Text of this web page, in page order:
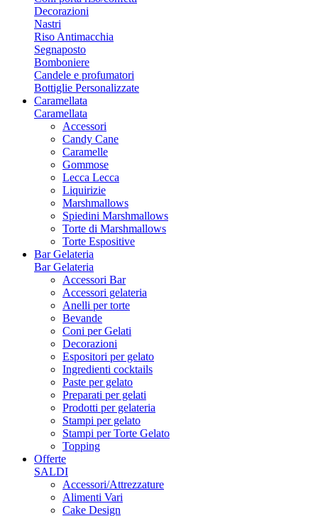
Decorazioni
Nastri
Riso Antimacchia
Segnaposto
Bomboniere
Candele e profumatori
Bottiglie Personalizzate
Caramellata
Caramellata
Accessori
Candy Cane
Caramelle
Gommose
Lecca Lecca
Liquirizie
Marshmallows
Spiedini Marshmallows
Torte di Marshmallows
Torte Espositive
Bar Gelateria
Bar Gelateria
Accessori Bar
Accessori gelateria
Anelli per torte
Bevande
Coni per Gelati
Decorazioni
Espositori per gelato
Ingredienti cocktails
Paste per gelato
Preparati per gelati
Prodotti per gelateria
Stampi per gelato
Stampi per Torte Gelato
Topping
Offerte
SALDI
Accessori/Attrezzature
Alimenti Vari
Cake Design